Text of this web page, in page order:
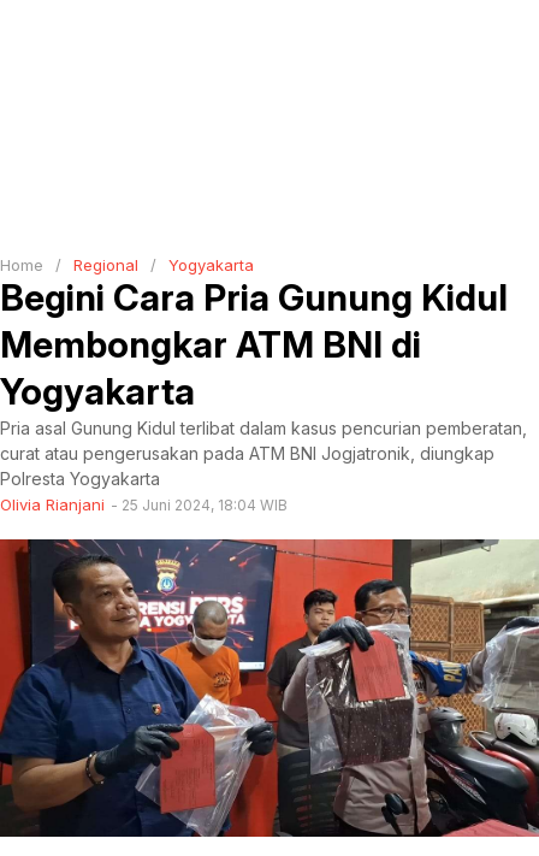
Home / Regional / Yogyakarta
Begini Cara Pria Gunung Kidul
Membongkar ATM BNI di
Yogyakarta
Pria asal Gunung Kidul terlibat dalam kasus pencurian pemberatan,
curat atau pengerusakan pada ATM BNI Jogjatronik, diungkap
Polresta Yogyakarta
Olivia Rianjani 25 Juni 2024, 18:04 WIB